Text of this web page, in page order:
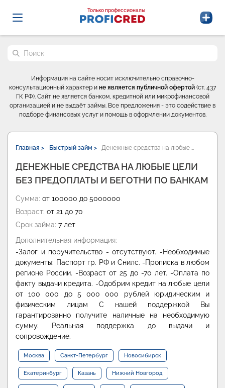
Probrokery - Только профессионалы
Только профессионалы
Поиск по сайту
Информация на сайте носит исключительно справочно-
консультационный характер и не является публичной офертой (ст. 437
ГК РФ). Сайт не является банком, кредитной или микрофинансовой
организацией и не выдаёт займы. Все предложения - это содействие в
подборе финансовых услуг и помощь в оформлении документов.
Главная > Быстрый займ > Денежные средства на любые …
ДЕНЕЖНЫЕ СРЕДСТВА НА ЛЮБЫЕ ЦЕЛИ
БЕЗ ПРЕДОПЛАТЫ И БЕГОТНИ ПО БАНКАМ
Сумма: от 100000 до 5000000
Возраст: от 21 до 70
Срок займа: 7 лет
Дополнительная информация:
-Залог и поручительство - отсутствуют. -Необходимые
документы: Паспорт гр. РФ и Снилс. -Прописка в любом
регионе России. -Возраст от 25 до -70 лет. -Оплата по
факту выдачи кредита. -Одобрим кредит на любые цели
от 100 000 до 5 000 000 рублей юридическим и
физическим лицам С нашей поддержкой Вы
гарантированно получите наличные на необходимую
сумму. Реальная поддержка до выдачи и
сопровождение.
Москва Санкт-Петербург Новосибирск
Екатеринбург Казань Нижний Новгород